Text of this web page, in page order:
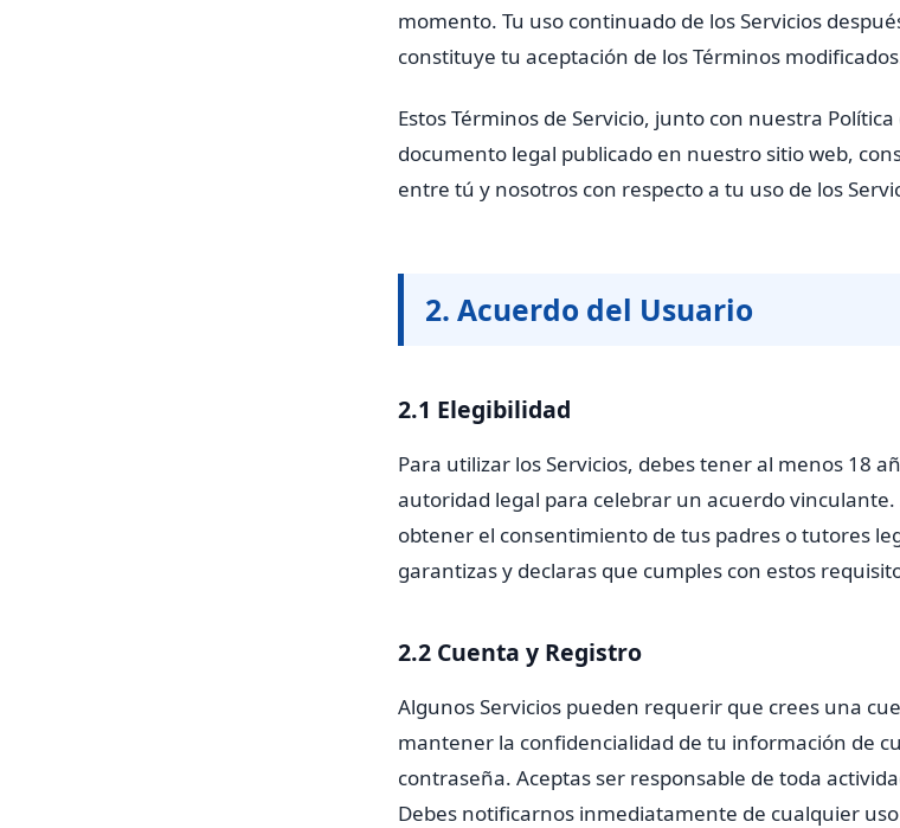
momento. Tu uso continuado de los Servicios
constituye tu aceptación de los Términos
Estos Términos de Servicio, junto con nuestra
documento legal publicado en nuestro sitio web,
entre tú y nosotros con respecto a tu uso de los
2. Acuerdo del Usuario
2.1 Elegibilidad
Para utilizar los Servicios, debes tener al menos 18
autoridad legal para celebrar un acuerdo vinculante.
obtener el consentimiento de tus padres o tutores
garantizas y declaras que cumples con estos
2.2 Cuenta y Registro
Algunos Servicios pueden requerir que crees una
mantener la confidencialidad de tu información de
contraseña. Aceptas ser responsable de toda
Debes notificarnos inmediatamente de cualquier